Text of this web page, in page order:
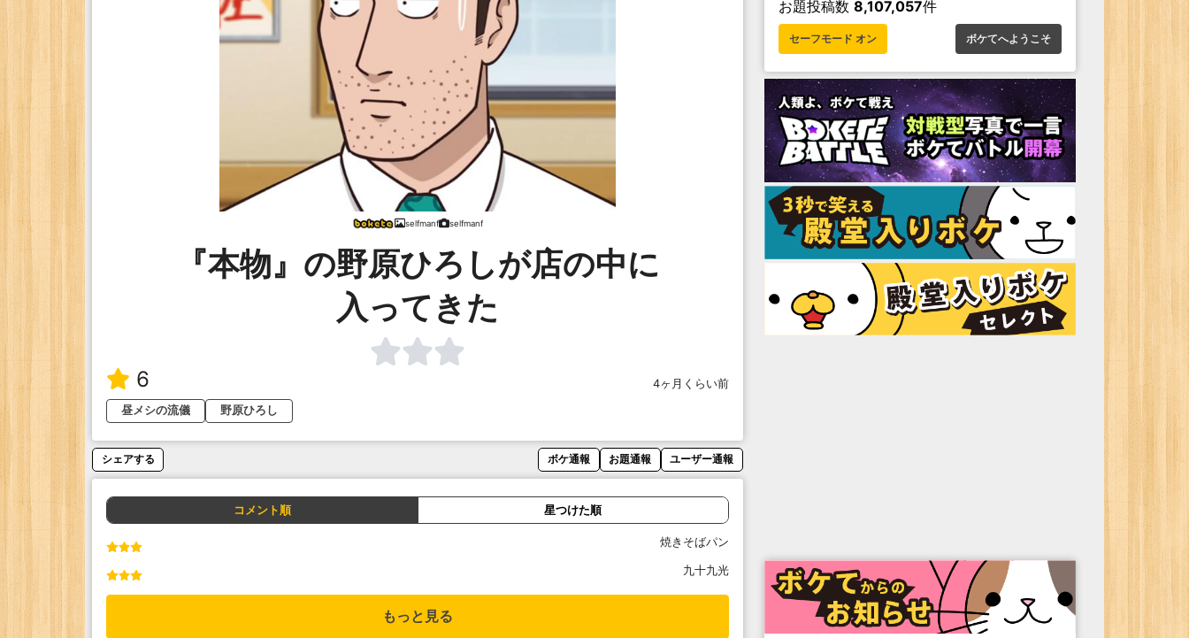
selfmanf selfmanf
『本物』の野原ひろしが店の中に
入ってきた
6
4ヶ月くらい前
昼メシの流儀
野原ひろし
シェアする ボケ通報 お題通報 ユーザー通報
コメント順 星つけた順
焼きそばパン
九十九光
もっと見る
お題投稿数 8,107,057件
セーフモード オン ボケてへようこそ